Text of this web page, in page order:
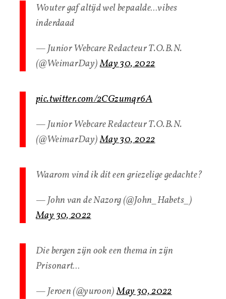
Wouter gaf altijd wel bepaalde…vibes
inderdaad
— Junior Webcare Redacteur T.O.B.N.
(@WeimarDay)May 30, 2022
pic.twitter.com/2CGzumqr6A
— Junior Webcare Redacteur T.O.B.N.
(@WeimarDay)May 30, 2022
Waarom vind ik dit een griezelige gedachte?
— John van de Nazorg (@John_Habets_)
May 30, 2022
Die bergen zijn ook een thema in zijn
Prisonart…
— Jeroen (@yuroon)May 30, 2022